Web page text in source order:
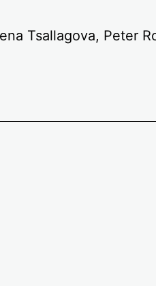
Tsallagova, Peter